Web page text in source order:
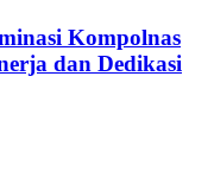
Kompolnas
dan Dedikasi